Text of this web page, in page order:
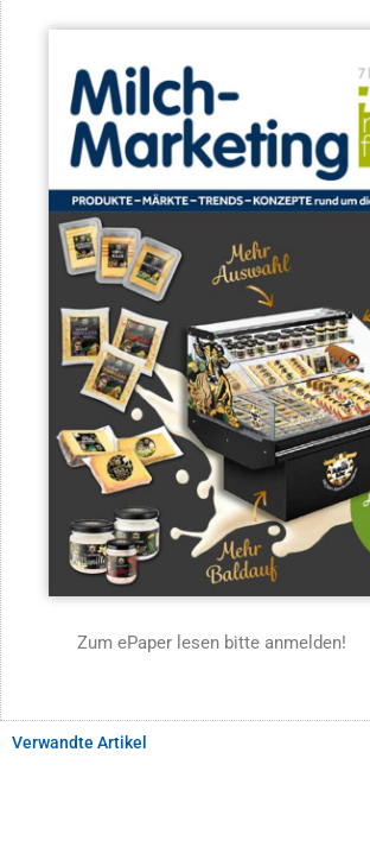
Zum ePaper lesen bitte anmelden!
Verwandte Artikel